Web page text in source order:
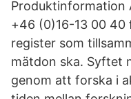
Produktinformation
+46 (0)16-13 00 40
register som
mätdon ska. Syftet
genom att forska i